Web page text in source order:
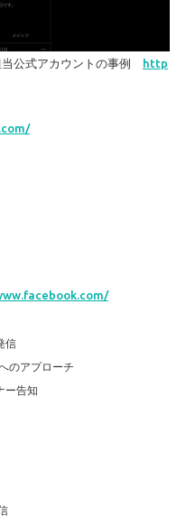
公式アカウントの事例 http
信
のアプローチ
ー告知